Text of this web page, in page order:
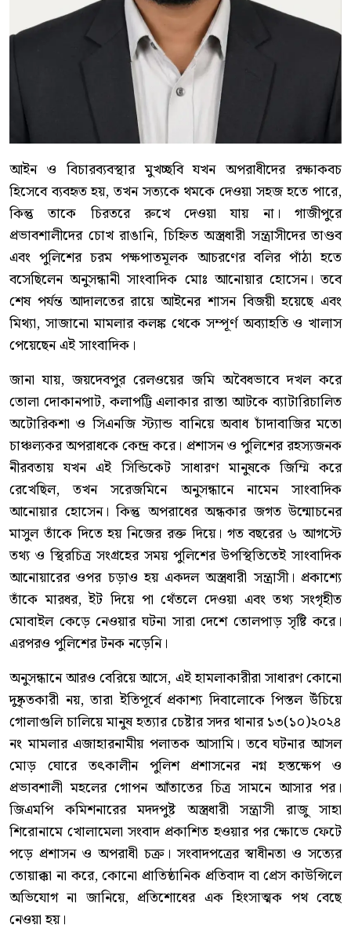
আইন ও বিচারব্যবস্থার মুখচ্ছবি যখন অপরাধীদের রক্ষাকবচ
হিসেবে ব্যবহৃত হয়, তখন সত্যকে থমকে দেওয়া সহজ হতে পারে,
কিন্তু তাকে চিরতরে রুখে দেওয়া যায় না। গাজীপুরে
প্রভাবশালীদের চোখ রাঙানি, চিহ্নিত অস্ত্রধারী সন্ত্রাসীদের তাণ্ডব
এবং পুলিশের চরম পক্ষপাতমূলক আচরণের বলির পাঁঠা হতে
বসেছিলেন অনুসন্ধানী সাংবাদিক মোঃ আনোয়ার হোসেন। তবে
শেষ পর্যন্ত আদালতের রায়ে আইনের শাসন বিজয়ী হয়েছে এবং
মিথ্যা, সাজানো মামলার কলঙ্ক থেকে সম্পূর্ণ অব্যাহতি ও খালাস
পেয়েছেন এই সাংবাদিক।
জানা যায়, জয়দেবপুর রেলওয়ের জমি অবৈধভাবে দখল করে
তোলা দোকানপাট, কলাপট্টি এলাকার রাস্তা আটকে ব্যাটারিচালিত
অটোরিকশা ও সিএনজি স্ট্যান্ড বানিয়ে অবাধ চাঁদাবাজির মতো
চাঞ্চল্যকর অপরাধকে কেন্দ্র করে। প্রশাসন ও পুলিশের রহস্যজনক
নীরবতায় যখন এই সিন্ডিকেট সাধারণ মানুষকে জিম্মি করে
রেখেছিল, তখন সরেজমিনে অনুসন্ধানে নামেন সাংবাদিক
আনোয়ার হোসেন। কিন্তু অপরাধের অন্ধকার জগত উন্মোচনের
মাসুল তাঁকে দিতে হয় নিজের রক্ত দিয়ে। গত বছরের ৬ আগস্টে
তথ্য ও স্থিরচিত্র সংগ্রহের সময় পুলিশের উপস্থিতিতেই সাংবাদিক
আনোয়ারের ওপর চড়াও হয় একদল অস্ত্রধারী সন্ত্রাসী। প্রকাশ্যে
তাঁকে মারধর, ইট দিয়ে পা থেঁতলে দেওয়া এবং তথ্য সংগৃহীত
মোবাইল কেড়ে নেওয়ার ঘটনা সারা দেশে তোলপাড় সৃষ্টি করে।
এরপরও পুলিশের টনক নড়েনি।
অনুসন্ধানে আরও বেরিয়ে আসে, এই হামলাকারীরা সাধারণ কোনো
দুষ্কৃতকারী নয়, তারা ইতিপূর্বে প্রকাশ্য দিবালোকে পিস্তল উঁচিয়ে
গোলাগুলি চালিয়ে মানুষ হত্যার চেষ্টার সদর থানার ১৩(১০)২০২৪
নং মামলার এজাহারনামীয় পলাতক আসামি। তবে ঘটনার আসল
মোড় ঘোরে তৎকালীন পুলিশ প্রশাসনের নগ্ন হস্তক্ষেপ ও
প্রভাবশালী মহলের গোপন আঁতাতের চিত্র সামনে আসার পর।
জিএমপি কমিশনারের মদদপুষ্ট অস্ত্রধারী সন্ত্রাসী রাজু সাহা
শিরোনামে খোলামেলা সংবাদ প্রকাশিত হওয়ার পর ক্ষোভে ফেটে
পড়ে প্রশাসন ও অপরাধী চক্র। সংবাদপত্রের স্বাধীনতা ও সত্যের
তোয়াক্কা না করে, কোনো প্রাতিষ্ঠানিক প্রতিবাদ বা প্রেস কাউন্সিলে
অভিযোগ না জানিয়ে, প্রতিশোধের এক হিংসাত্মক পথ বেছে
নেওয়া হয়।